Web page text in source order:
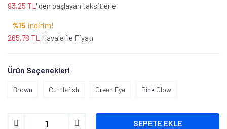
93,25 TL ' den başlayan taksitlerle
%15 indirim!
265,78 TL
Havale ile Fiyatı
Ürün Seçenekleri
Brown Cuttlefish Green Eye Pink Glow
SEPETE EKLE